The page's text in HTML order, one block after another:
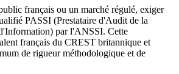
français ou un marché régulé, exiger
PASSI (Prestataire d'Audit de la
par l'ANSSI. Cette
français du CREST britannique et
de rigueur méthodologique et de